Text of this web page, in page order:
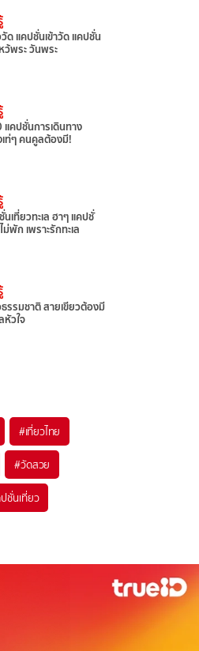
ด แคปชั่นเข้าวัด แคปชั่น
พระ วันพระ
คปชั่นการเดินทาง
ท่ๆ คนคูลต้องมี!
เที่ยวทะเล ฮาๆ แคปชั่
ม่พัก เพราะรักทะเล
รรมชาติ สายเขียวต้องมี
วใจ
#เที่ยวไทย
#วัดสวย
ชั่นเที่ยว